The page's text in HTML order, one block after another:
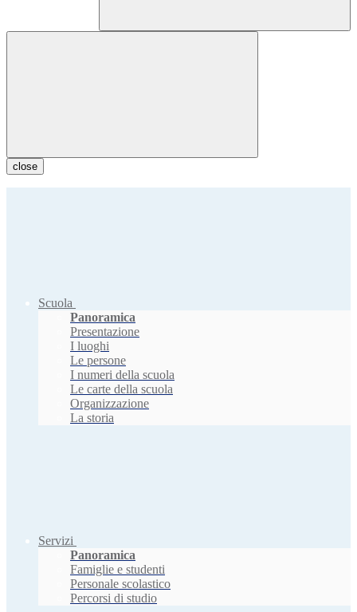
close
Scuola
Panoramica
Presentazione
I luoghi
Le persone
I numeri della scuola
Le carte della scuola
Organizzazione
La storia
Servizi
Panoramica
Famiglie e studenti
Personale scolastico
Percorsi di studio